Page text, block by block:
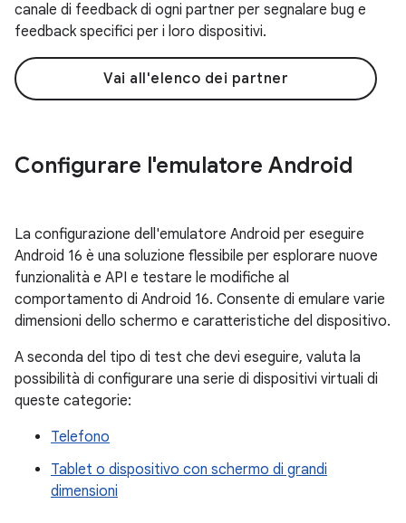
canale di feedback di ogni partner per segnalare bug e
feedback specifici per i loro dispositivi.
Vai all'elenco dei partner
Configurare l'emulatore Android
La configurazione dell'emulatore Android per eseguire
Android 16 è una soluzione flessibile per esplorare nuove
funzionalità e API e testare le modifiche al
comportamento di Android 16. Consente di emulare varie
dimensioni dello schermo e caratteristiche del dispositivo.
A seconda del tipo di test che devi eseguire, valuta la
possibilità di configurare una serie di dispositivi virtuali di
queste categorie:
Telefono
Tablet o dispositivo con schermo di grandi
dimensioni